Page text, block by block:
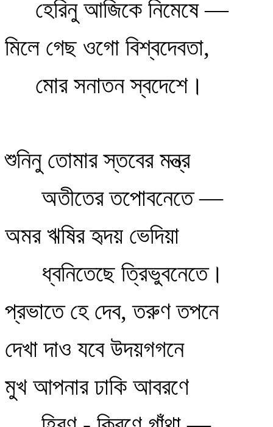
হেরিনু আজিকে নিমেষে —
মিলে গেছ ওগো বিশ্বদেবতা,
মোর সনাতন স্বদেশে।
শুনিনু তোমার স্তবের মন্ত্র
অতীতের তপোবনেতে —
অমর ঋষির হৃদয় ভেদিয়া
ধ্বনিতেছে ত্রিভুবনেতে।
প্রভাতে হে দেব, তরুণ তপনে
দেখা দাও যবে উদয়গগনে
মুখ আপনার ঢাকি আবরণে